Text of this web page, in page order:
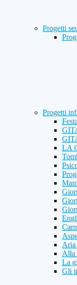
Progetti
Progetti
LA
Aria
Alla
La
Gli